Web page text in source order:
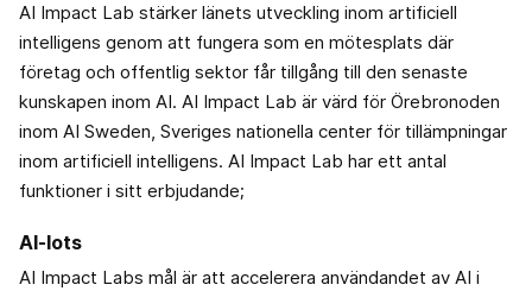
AI Impact Lab stärker länets utveckling inom artificiell
intelligens genom att fungera som en mötesplats där
företag och offentlig sektor får tillgång till den senaste
kunskapen inom AI. AI Impact Lab är värd för Örebronoden
inom AI Sweden, Sveriges nationella center för tillämpningar
inom artificiell intelligens. AI Impact Lab har ett antal
funktioner i sitt erbjudande;
AI-lots
AI Impact Labs mål är att accelerera användandet av AI i